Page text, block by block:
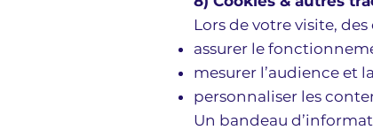
Lors de votre visite,
assurer le
mesurer l’audience et
personnaliser les
Un bandeau